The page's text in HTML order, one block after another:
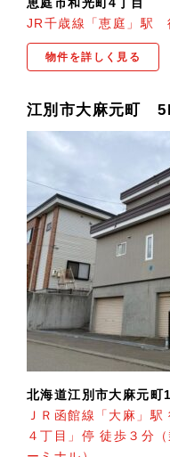
恵庭市和光町4丁目
JR千歳線「恵庭」駅
物件を詳しく見る
江別市大麻元町
北海道江別市大麻元町
ＪＲ函館線「大麻」
４丁目」停 徒歩３分